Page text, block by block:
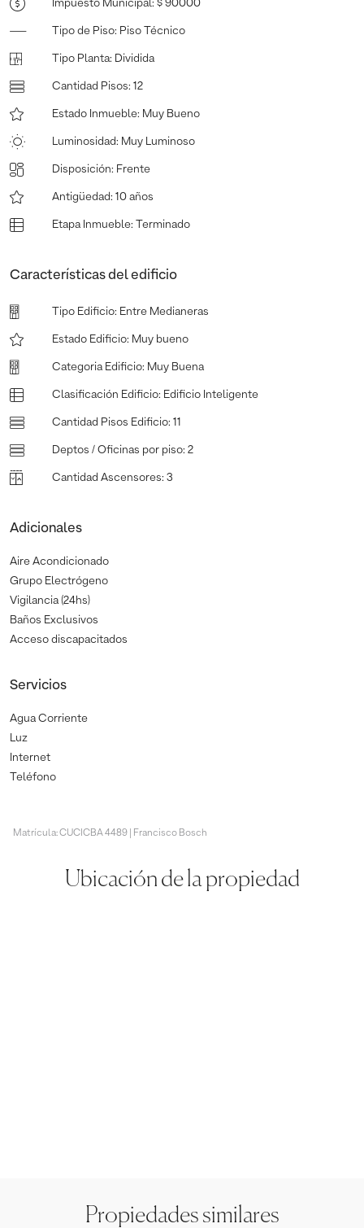
Impuesto Municipal : $ 90000
Tipo de Piso: Piso Técnico
Tipo Planta: Dividida
Cantidad Pisos: 12
Estado Inmueble: Muy Bueno
Luminosidad: Muy Luminoso
Disposición: Frente
Antigüedad: 10 años
Etapa Inmueble: Terminado
Características del edificio
Tipo Edificio: Entre Medianeras
Estado Edificio: Muy bueno
Categoria Edificio: Muy Buena
Clasificación Edificio: Edificio Inteligente
Cantidad Pisos Edificio: 11
Deptos / Oficinas por piso: 2
Cantidad Ascensores: 3
Adicionales
Aire Acondicionado
Grupo Electrógeno
Vigilancia (24hs)
Baños Exclusivos
Acceso discapacitados
Servicios
Agua Corriente
Luz
Internet
Teléfono
Matrícula: CUCICBA 4489 | Francisco Bosch
Ubicación de la propiedad
Propiedades similares